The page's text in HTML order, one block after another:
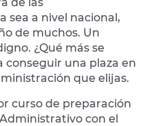
sea a nivel nacional,
de muchos. Un
¿Qué más se
conseguir una plaza en
que elijas.
curso de preparación
con el